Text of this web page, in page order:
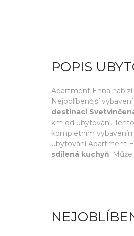
POPIS
Apartment Enna
Nejoblíbenější
destinaci
km od ubytování.
kompletním
ubytování Apartment
sdílená kuchyň.